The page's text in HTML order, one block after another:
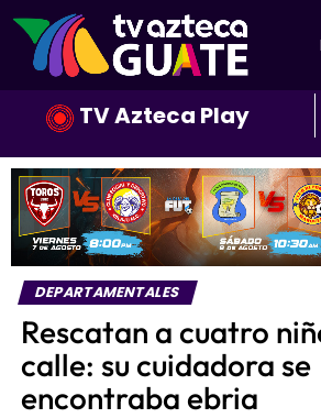
TV Azteca Play
DEPARTAMENTALES
Rescatan a cuatro
calle: su cuidadora se
encontraba ebria